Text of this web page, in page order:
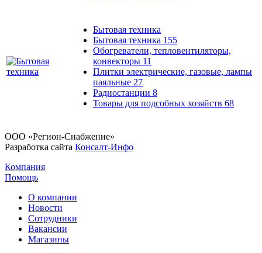
Бытовая техника
Бытовая техника 155
Обогреватели, тепловентиляторы,
конвекторы 11
Плитки электрические, газовые, лампы
паяльные 27
Радиостанции 8
Товары для подсобных хозяйств 68
ООО «Регион-Снабжение»
Разработка сайта Консалт-Инфо
Компания
Помощь
О компании
Новости
Сотрудники
Вакансии
Магазины